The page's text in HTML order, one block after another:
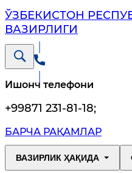
ЎЗБЕКИСТОН
ВАЗИРЛИГИ
Ишонч телефони
+99871 231-81-18;
БАРЧА РАҚАМЛАР
ВАЗИРЛИК ҲАҚИДА